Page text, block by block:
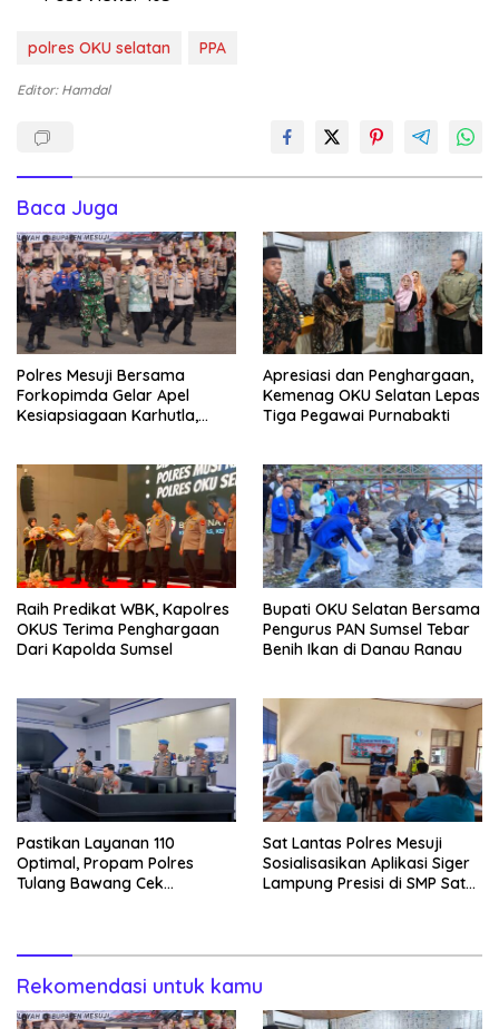
polres OKU selatan PPA
Editor: Hamdal
Baca Juga
Polres Mesuji Bersama
Forkopimda Gelar Apel
Kesiapsiagaan Karhutla,
Apresiasi dan Penghargaan,
Kemenag OKU Selatan Lepas
Tiga Pegawai Purnabakti
Raih Predikat WBK, Kapolres
OKUS Terima Penghargaan
Dari Kapolda Sumsel
Bupati OKU Selatan Bersama
Pengurus PAN Sumsel Tebar
Benih Ikan di Danau Ranau
Pastikan Layanan 110
Optimal, Propam Polres
Tulang Bawang Cek
Sat Lantas Polres Mesuji
Sosialisasikan Aplikasi Siger
Lampung Presisi di SMP Satu
Rekomendasi untuk kamu